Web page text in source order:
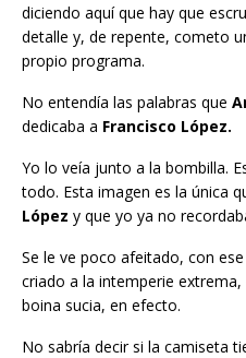
diciendo aquí que hay que
detalle y, de repente, cometo
propio programa.
No entendía las palabras que
dedicaba a Francisco López.
Yo lo veía junto a la bombilla.
todo. Esta imagen es la única
López y que yo ya no
Se le ve poco afeitado, con
criado a la intemperie
boina sucia, en efecto.
No sabría decir si la camiseta